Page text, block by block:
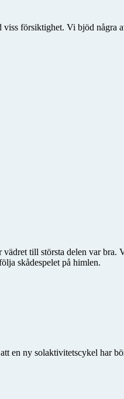
försiktighet. Vi bjöd
till största delen var
skådespelet på himlen.
en ny solaktivitetscykel